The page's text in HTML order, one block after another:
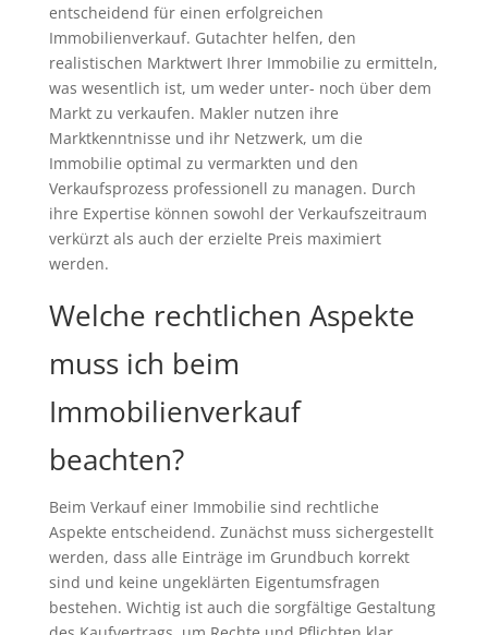
entscheidend für einen erfolgreichen
Immobilienverkauf. Gutachter helfen, den
realistischen Marktwert Ihrer Immobilie zu ermitteln,
was wesentlich ist, um weder unter- noch über dem
Markt zu verkaufen. Makler nutzen ihre
Marktkenntnisse und ihr Netzwerk, um die
Immobilie optimal zu vermarkten und den
Verkaufsprozess professionell zu managen. Durch
ihre Expertise können sowohl der Verkaufszeitraum
verkürzt als auch der erzielte Preis maximiert
werden.
Welche rechtlichen Aspekte
muss ich beim
Immobilienverkauf
beachten?
Beim Verkauf einer Immobilie sind rechtliche
Aspekte entscheidend. Zunächst muss sichergestellt
werden, dass alle Einträge im Grundbuch korrekt
sind und keine ungeklärten Eigentumsfragen
bestehen. Wichtig ist auch die sorgfältige Gestaltung